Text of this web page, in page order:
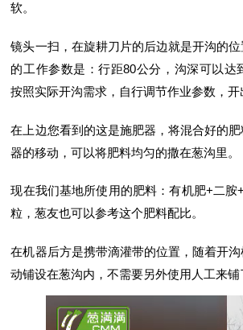
软。
镜头一扫，在旋耕刀片的后边就是开沟的
的工作参数是：行距80公分，沟深可以达
按照实际开沟需求，自行调节作业参数，开
在上边您看到的这是施肥器，将混合好的
器的移动，可以将肥料均匀的撒在葱沟里。
现在我们基地所使用的肥料：有机肥+二胺
粒，葱友也可以参考这个肥料配比。
在机器后方是携带滴灌带的位置，随着开
动铺设在葱沟内，不需要另外使用人工来铺